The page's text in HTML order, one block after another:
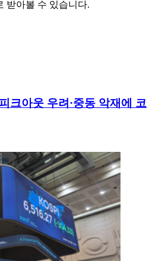
받아볼 수 있습니다.
크아웃 우려·중동 악재에 코